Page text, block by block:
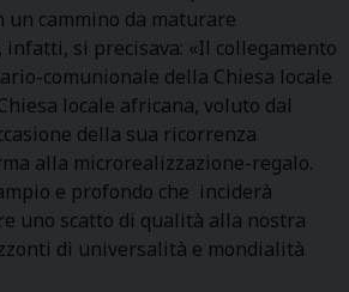
cammino da maturare
infatti, si precisava: «Il collegamento
comunionale della Chiesa locale
locale africana, voluto dal
della sua ricorrenza
alla microrealizzazione-regalo.
e profondo che inciderà
uno scatto di qualità alla nostra
di universalità e mondialità